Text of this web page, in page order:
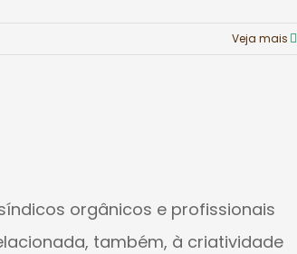
Veja mais
orgânicos e profissionais
também, à criatividade